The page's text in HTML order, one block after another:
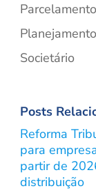
Societário
Posts
Reforma
para
partir de
distribuição